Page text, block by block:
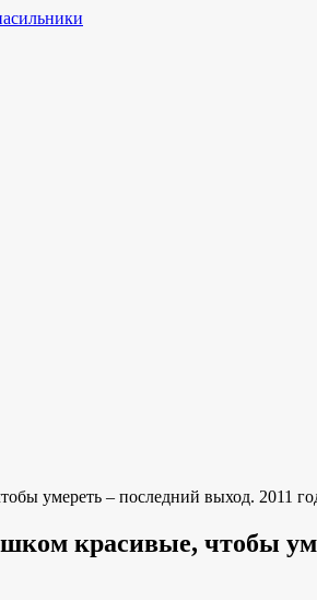
умереть – последний выход. 2011
красивые, чтобы